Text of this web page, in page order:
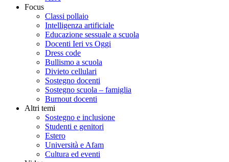
Focus
Classi pollaio
Intelligenza artificiale
Educazione sessuale a scuola
Docenti Ieri vs Oggi
Dress code
Bullismo a scuola
Divieto cellulari
Sostegno docenti
Sostegno scuola – famiglia
Burnout docenti
Altri temi
Sostegno e inclusione
Studenti e genitori
Estero
Università e Afam
Cultura ed eventi